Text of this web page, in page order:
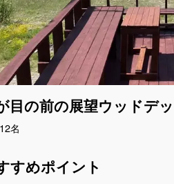
目の前の展望ウッドデ
名
すめポイント